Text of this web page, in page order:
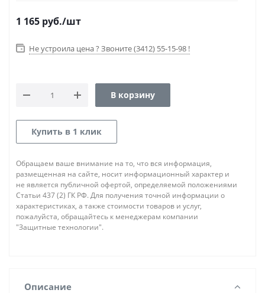
1 165 руб./шт
Не устроила цена ? Звоните (3412) 55-15-98 !
В корзину
Купить в 1 клик
Обращаем ваше внимание на то, что вся информация,
размещенная на сайте, носит информационный характер и
не является публичной офертой, определяемой положениями
Статьи 437 (2) ГК РФ. Для получения точной информации о
характеристиках, а также стоимости товаров и услуг,
пожалуйста, обращайтесь к менеджерам компании
"Защитные технологии".
Описание